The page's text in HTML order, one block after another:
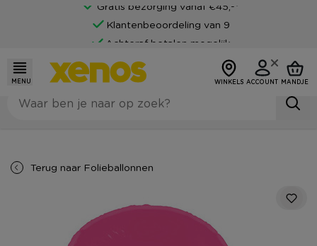
Gratis bezorging vanaf €45,-*
Klantenbeoordeling van 9
Achteraf betalen mogelijk
MENU WINKELS ACCOUNT MANDJE
Terug naar Folieballonnen